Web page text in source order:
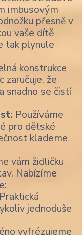
imbusovým
přesně v
vaše dítě
tak plynule
konstrukce
zaručuje, že
snadno se čistí
Používáme
pro dětské
klademe
vám židličku
Nabízíme
Praktická
jednoduše
vyfrézujeme